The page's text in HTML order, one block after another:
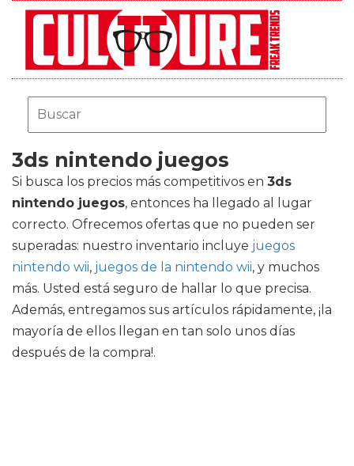
3ds nintendo juegos
Si busca los precios más competitivos en 3ds
nintendo juegos, entonces ha llegado al lugar
correcto. Ofrecemos ofertas que no pueden ser
superadas: nuestro inventario incluye juegos
nintendo wii, juegos de la nintendo wii, y muchos
más. Usted está seguro de hallar lo que precisa.
Además, entregamos sus artículos rápidamente, ¡la
mayoría de ellos llegan en tan solo unos días
después de la compra!.